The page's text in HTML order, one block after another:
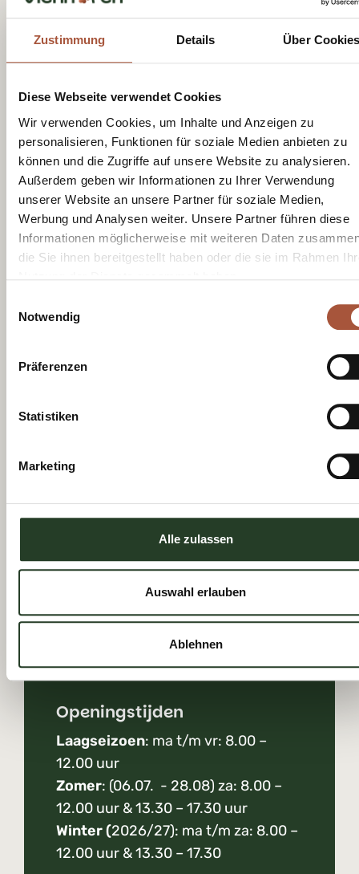
Zustimmung Details Über
Diese Webseite verwendet Cookies
Wir verwenden Cookies, um Inhalte und Anzeigen zu
personalisieren, Funktionen für soziale Medien anbieten zu
können und die Zugriffe auf unsere Website zu analysieren.
Außerdem geben wir Informationen zu Ihrer Verwendung
unserer Website an unsere Partner für soziale Medien,
Werbung und Analysen weiter. Unsere Partner führen diese
Informationen möglicherweise mit weiteren Daten
die Sie ihnen bereitgestellt haben oder die sie im Rahmen
Notwendig
Präferenzen
Statistiken
Marketing
Alle zulassen
Auswahl erlauben
Ablehnen
Viehhofen - Info
Dorfplatz 1, A-5752 Viehhofen
Ontvang geluksmomenten met onze
nieuwsbrief
Ik heb het
Viehhofen.
jullie
Openingstijden
Laagseizoen: ma t/m vr: 8.00 –
12.00 uur
Zomer: (06.07. - 28.08) za: 8.00 –
12.00 uur & 13.30 – 17.30 uur
Winter (2026/27): ma t/m za: 8.00 –
12.00 uur & 13.30 – 17.30